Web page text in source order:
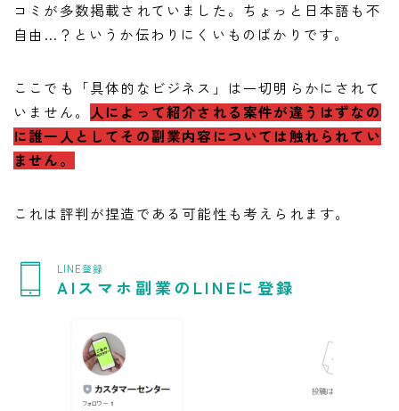
コミが多数掲載されていました。ちょっと日本語も不
自由…？というか伝わりにくいものばかりです。
ここでも「具体的なビジネス」は一切明らかにされて
いません。
人によって紹介される案件が違うはずなの
に誰一人としてその副業内容については触れられてい
ません。
これは評判が捏造である可能性も考えられます。
LINE登録
AIスマホ副業のLINEに登録